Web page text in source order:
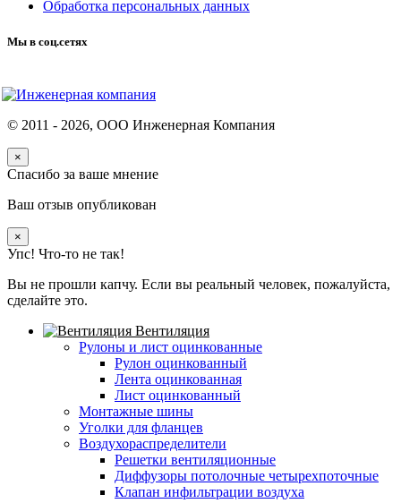
Обработка персональных данных
Мы в соц.сетях
© 2011 - 2026, ООО Инженерная Компания
×
Спасибо за ваше мнение
Ваш отзыв опубликован
×
Упс! Что-то не так!
Вы не прошли капчу. Если вы реальный человек, пожалуйста,
сделайте это.
Вентиляция
Рулоны и лист оцинкованные
Рулон оцинкованный
Лента оцинкованная
Лист оцинкованный
Монтажные шины
Уголки для фланцев
Воздухораспределители
Решетки вентиляционные
Диффузоры потолочные четырехпоточные
Клапан инфильтрации воздуха